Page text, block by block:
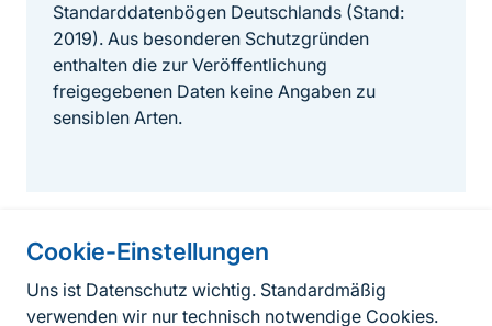
Cookie-Einstellungen
Uns ist Datenschutz wichtig. Standardmäßig
verwenden wir nur technisch notwendige Cookies.
Standarddatenbögen Deutschlands (Stand:
2019). Aus besonderen Schutzgründen
enthalten die zur Veröffentlichung
freigegebenen Daten keine Angaben zu
sensiblen Arten.
Informationen zur Seite